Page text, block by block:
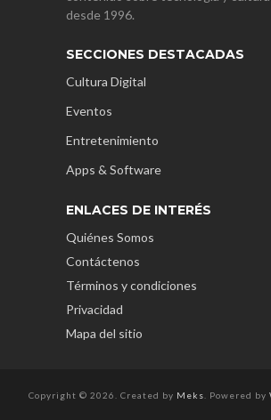
desde 1996.
SECCIONES DESTACADAS
Cultura Digital
Eventos
Entretenimiento
Apps & Software
ENLACES DE INTERÉS
Quiénes Somos
Contáctenos
Términos y condiciones
Privacidad
Mapa del sitio
Copyright © 2026. Created by Meks . Powered by